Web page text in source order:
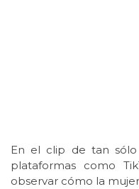
En el clip de tan sólo
plataformas como
observar cómo la